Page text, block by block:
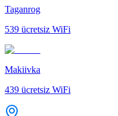
Taganrog
539 ücretsiz WiFi
Makiivka
439 ücretsiz WiFi